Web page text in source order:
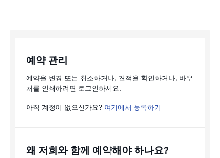
예약 관리
예약을 변경 또는 취소하거나, 견적을 확인하거나, 바우
처를 인쇄하려면 로그인하세요.
아직 계정이 없으신가요? 여기에서 등록하기
왜 저희와 함께 예약해야 하나요?